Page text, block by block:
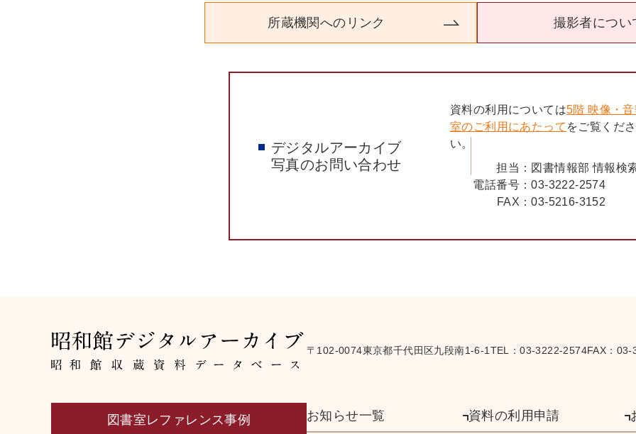
所蔵機関へのリンク 撮影者につい
デジタルアーカイブ
写真のお問い合わせ
資料の利用については5階 映像・
室のご利用にあたって をご覧くださ
い。
担当： 図書情報部 情報検
電話番号：03-3222-2574
FAX：03-5216-3152
〒102-0074東京都千代田区九段南1-6-1TEL：03-3222-2574FAX：
図書室レファレンス事例 お知らせ一覧 資料の利用申請